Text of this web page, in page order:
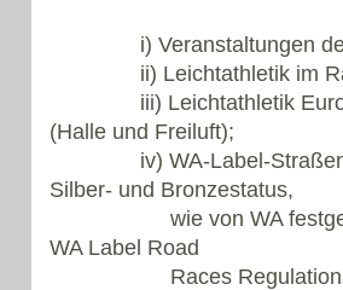
i) Veranstaltungen der
ii) Leichtathletik im
iii) Leichtathletik
(Halle und Freiluft);
iv) WA-Label-
Silber- und Bronzestatus,
wie von WA
WA Label Road
Races